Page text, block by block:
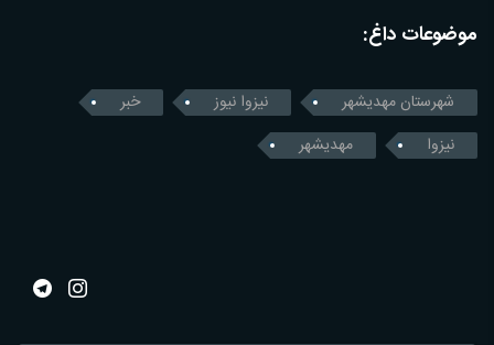
موضوعات داغ:
شهرستان مهدیشهر نیزوا نیوز
خبر
نیزوا
مهدیشهر